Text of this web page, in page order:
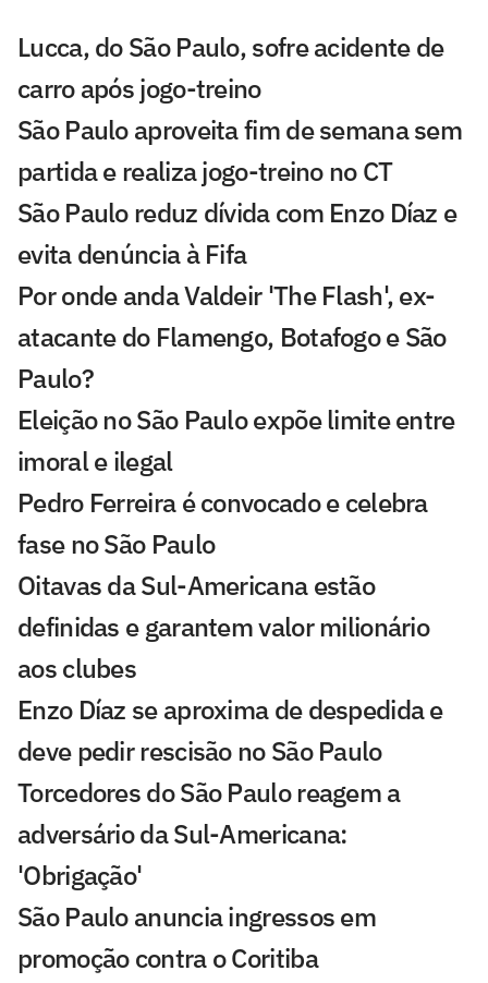
Lucca, do São Paulo, sofre acidente de
carro após jogo-treino
São Paulo aproveita fim de semana sem
partida e realiza jogo-treino no CT
São Paulo reduz dívida com Enzo Díaz e
evita denúncia à Fifa
Por onde anda Valdeir 'The Flash', ex-
atacante do Flamengo, Botafogo e São
Paulo?
Eleição no São Paulo expõe limite entre
imoral e ilegal
Pedro Ferreira é convocado e celebra
fase no São Paulo
Oitavas da Sul-Americana estão
definidas e garantem valor milionário
aos clubes
Enzo Díaz se aproxima de despedida e
deve pedir rescisão no São Paulo
Torcedores do São Paulo reagem a
adversário da Sul-Americana:
'Obrigação'
São Paulo anuncia ingressos em
promoção contra o Coritiba